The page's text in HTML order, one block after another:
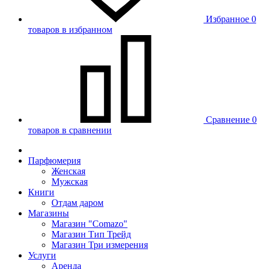
Избранное 0
товаров в избранном
Сравнение 0
товаров в сравнении
Парфюмерия
Женская
Мужская
Книги
Отдам даром
Магазины
Магазин "Comazo"
Магазин Тип Трейд
Магазин Три измерения
Услуги
Аренда